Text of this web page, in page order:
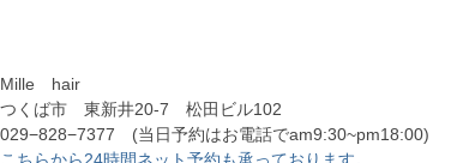
Mille hair
つくば市 東新井20-7 松田ビル102
029−828−7377 (当日予約はお電話でam9:30~pm18:00)